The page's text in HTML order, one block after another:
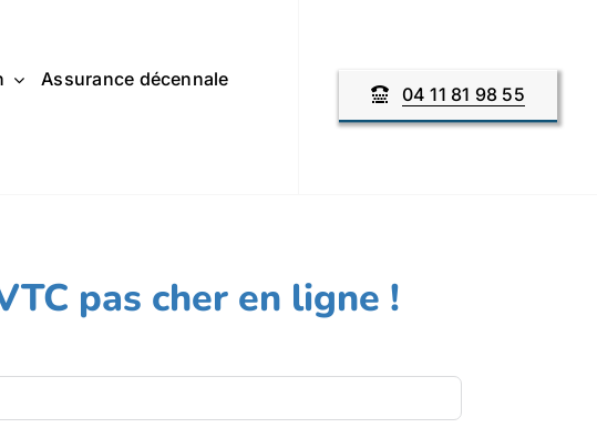
Assurance décennale
04 11 81 98 55
pas cher en ligne !